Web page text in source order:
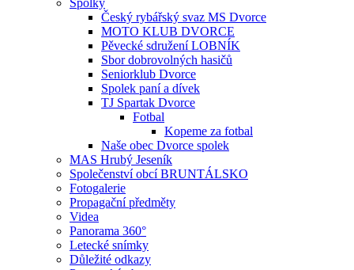
Spolky
Český rybářský svaz MS Dvorce
MOTO KLUB DVORCE
Pěvecké sdružení LOBNÍK
Sbor dobrovolných hasičů
Seniorklub Dvorce
Spolek paní a dívek
TJ Spartak Dvorce
Fotbal
Kopeme za fotbal
Naše obec Dvorce spolek
MAS Hrubý Jeseník
Společenství obcí BRUNTÁLSKO
Fotogalerie
Propagační předměty
Videa
Panorama 360°
Letecké snímky
Důležité odkazy